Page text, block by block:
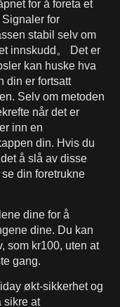
for å foreta et
for
stabil selv om
innskudd。 Det er
kan huske hva
din er fortsatt
Selv om metoden
når det er
inn en
din. Hvis du
å slå av disse
din foretrukne
dine for å
dine. Du kan
som kr100, uten at
gang.
økt-sikkerhet og
sikre at